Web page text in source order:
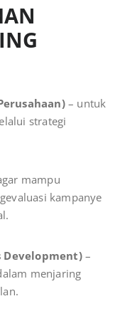
– untuk
strategi
mampu
kampanye
Development)–
menjaring